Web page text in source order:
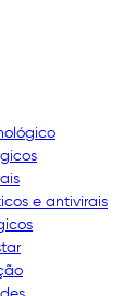
e antivirais